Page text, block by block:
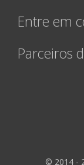
Entre em
Parceiros
© 2014 -